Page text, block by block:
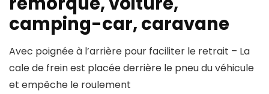
camping-car, caravane
Avec poignée à l’arrière pour faciliter le retrait – La
cale de frein est placée derrière le pneu du véhicule
et empêche le roulement